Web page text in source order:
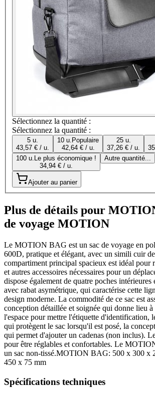
Sélectionnez la quantité :
Sélectionnez la quantité :
5 u.
43,57 € / u.
10 u. Populaire
42,64 € / u.
25 u.
37,26 € / u.
100 u. Le plus économique !
34,94 € / u.
Autre quantité...
Ajouter au panier
Plus de détails pour
de voyage MOTION
Le MOTION BAG est un sac de voyage en
600D, pratique et élégant, avec un simili cuir
compartiment principal spacieux est idéal pour
et autres accessoires nécessaires pour un
dispose également de quatre poches intérieures
avec rabat asymétrique, qui caractérise cette
design moderne. La commodité de ce sac est
conception détaillée et soignée qui donne lieu à
l'espace pour mettre l'étiquette d'identification,
qui protègent le sac lorsqu'il est posé, la
qui permet d'ajouter un cadenas (non inclus).
pour être réglables et confortables. Le
un sac non-tissé.MOTION BAG: 500 x 300 x
450 x 75 mm
Spécifications techniques